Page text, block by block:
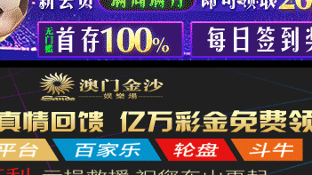
返回
Request ID:7671387653168470383
XML 地图